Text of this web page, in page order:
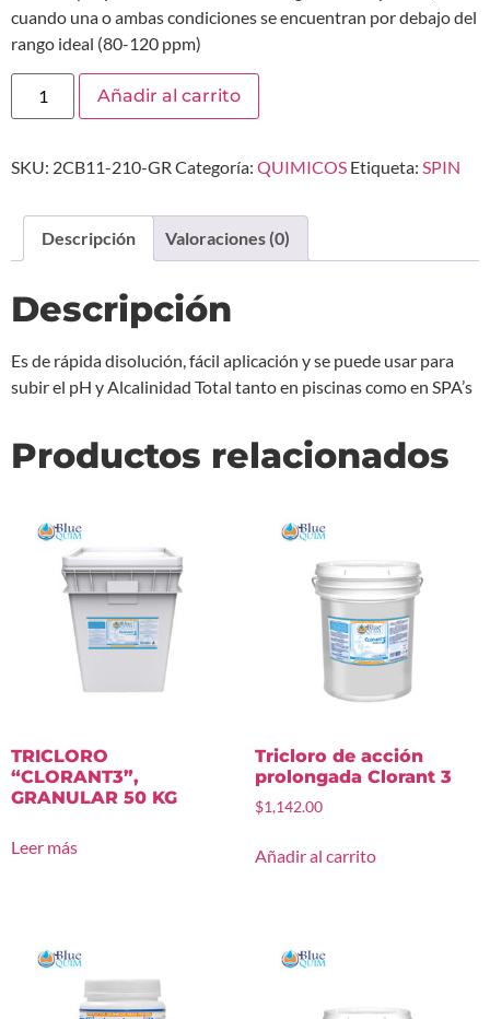
cuando una o ambas condiciones se encuentran por debajo del
rango ideal (80-120 ppm)
Añadir al carrito
SKU: 2CB11-210-GR Categoría: QUIMICOS Etiqueta: SPIN
Descripción Valoraciones (0)
Descripción
Es de rápida disolución, fácil aplicación y se puede usar para
subir el pH y Alcalinidad Total tanto en piscinas como en SPA’s
Productos relacionados
TRICLORO
“CLORANT3”,
GRANULAR 50 KG
Leer más
Tricloro de acción
prolongada Clorant 3
$1,142.00
Añadir al carrito